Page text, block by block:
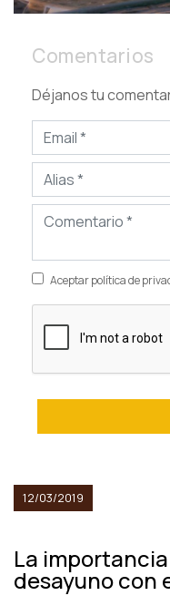
Comentarios
Déjanos tu
Aceptar política de
12/03/2019
La
desayuno con